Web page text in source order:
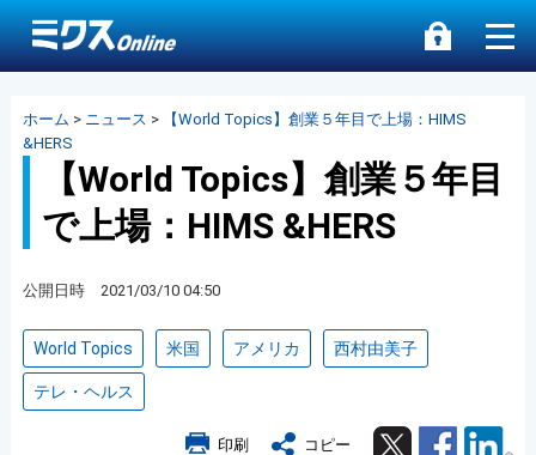
ホーム > ニュース >
【World Topics】創業５年目で上場：HIMS
&HERS
【World Topics】創業５年目
で上場：HIMS &HERS
公開日時 2021/03/10 04:50
World Topics 米国 アメリカ 西村由美子
テレ・ヘルス
印刷 コピー Twitter Facebook